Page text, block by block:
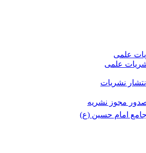
علمی
علمی
نشریات
صدور مجوز نشریه
جامع امام حسین (ع)